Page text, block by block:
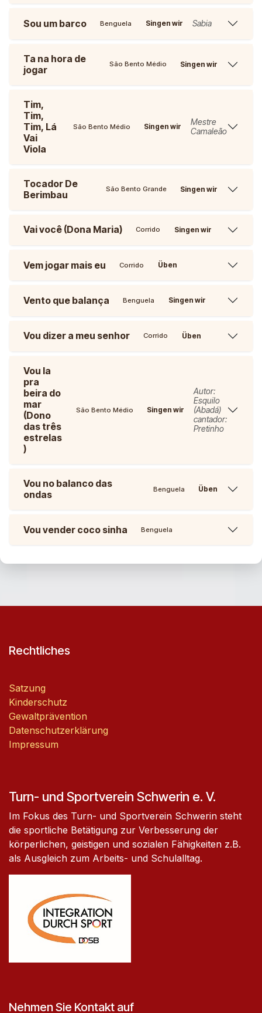
Sou um barco Benguela Singen wir Sabia
Ta na hora de
jogar
São Bento Médio Singen wir
Tim,
Tim,
Tim, Lá
Vai
Viola
São Bento Médio Singen wir
Mestre
Camaleão
Tocador De
Berimbau
São Bento Grande Singen wir
Vai você (Dona Maria) Corrido Singen wir
Vem jogar mais eu Corrido Üben
Vento que balança Benguela Singen wir
Vou dizer a meu senhor Corrido Üben
Vou la
pra
beira do
mar
(Dono
das três
estrelas
)
São Bento Médio Singen wir
Autor:
Esquilo
(Abadá)
cantador:
Pretinho
Vou no balanco das
ondas
Benguela Üben
Vou vender coco sinha Benguela
Rechtliches
Satzung
Kinderschutz
Gewaltprävention
Datenschutzerklärung
Impressum
Turn- und Sportverein Schwerin e. V.
Im Fokus des Turn- und Sportverein Schwerin steht
die sportliche Betätigung zur Verbesserung der
körperlichen, geistigen und sozialen Fähigkeiten z.B.
als Ausgleich zum Arbeits- und Schulalltag.
Nehmen Sie Kontakt auf